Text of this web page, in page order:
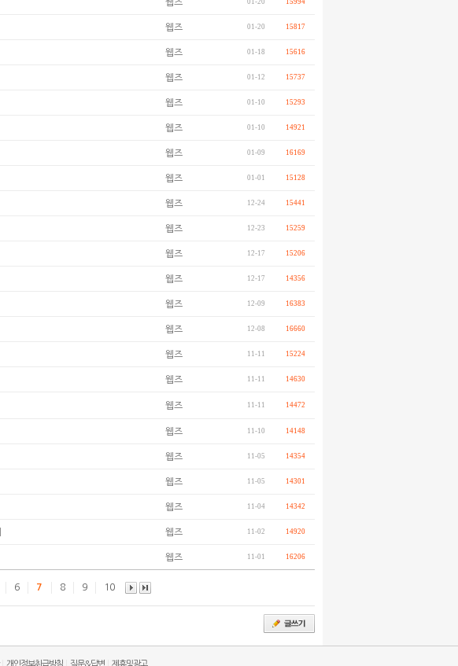
웹즈 01-20 15994
웹즈 01-20 15817
웹즈 01-18 15616
웹즈 01-12 15737
웹즈 01-10 15293
웹즈 01-10 14921
웹즈 01-09 16169
웹즈 01-01 15128
웹즈 12-24 15441
웹즈 12-23 15259
웹즈 12-17 15206
웹즈 12-17 14356
웹즈 12-09 16383
웹즈 12-08 16660
웹즈 11-11 15224
웹즈 11-11 14630
웹즈 11-11 14472
웹즈 11-10 14148
웹즈 11-05 14354
웹즈 11-05 14301
웹즈 11-04 14342
웹즈 11-02 14920
웹즈 11-01 16206
6 7 8 9 10
개인정보취급방침 질문&답변 제휴및광고